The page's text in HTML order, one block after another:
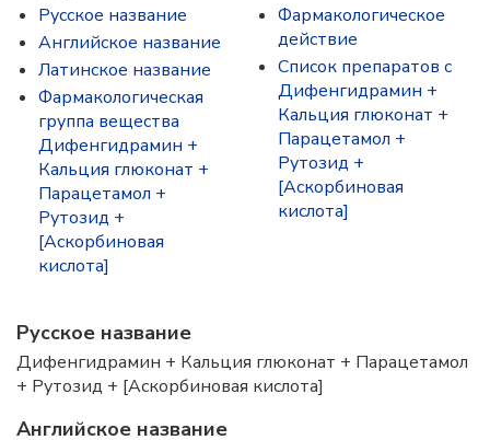
Русское название
Английское название
Латинское название
Фармакологическая
группа вещества
Дифенгидрамин +
Кальция глюконат +
Парацетамол +
Рутозид +
[Аскорбиновая
кислота]
Фармакологическое
действие
Список препаратов с
Дифенгидрамин +
Кальция глюконат +
Парацетамол +
Рутозид +
[Аскорбиновая
кислота]
Русское название
Дифенгидрамин + Кальция глюконат + Парацетамол
+ Рутозид + [Аскорбиновая кислота]
Английское название